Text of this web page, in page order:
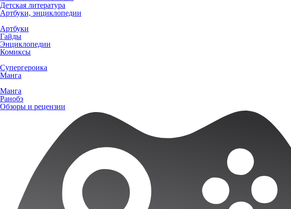
Детская литература
Артбуки, энциклопедии
Артбуки
Гайды
Энциклопедии
Комиксы
Супергероика
Манга
Манга
Ранобэ
Обзоры и рецензии